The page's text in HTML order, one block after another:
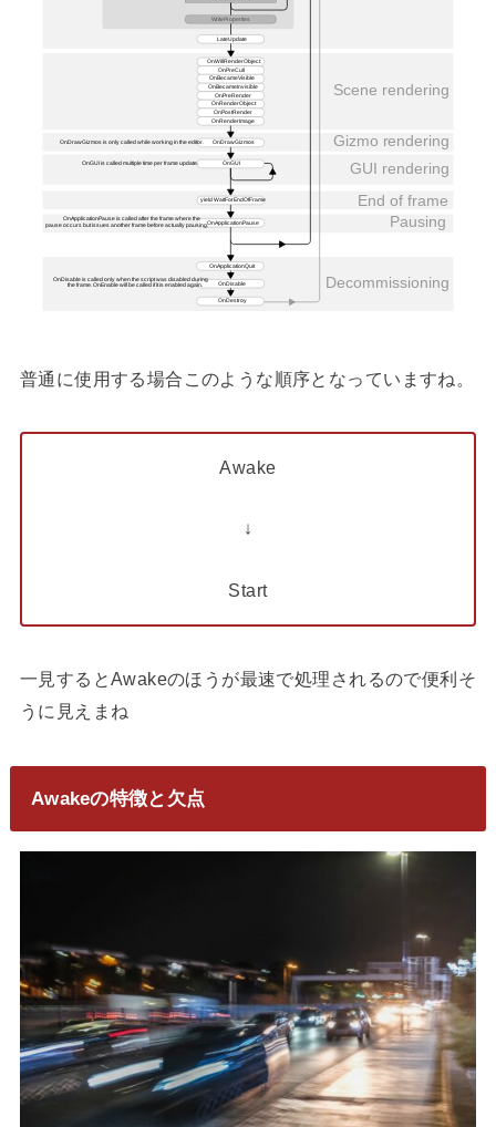
普通に使用する場合このような順序となっていますね。
Awake
↓
Start
一見するとAwakeのほうが最速で処理されるので便利そ
うに見えまね
Awakeの特徴と欠点